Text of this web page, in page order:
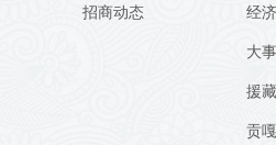
招商动态 经
大
援
贡